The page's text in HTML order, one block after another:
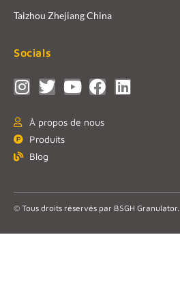
Taizhou Zhejiang China
Socials
À propos de nous
Produits
Blog
© Tous droits réservés par BSGH Granulator.